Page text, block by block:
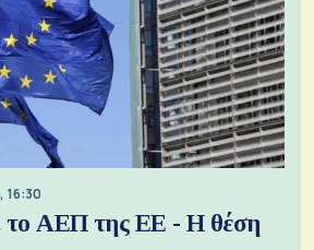
16:30
το ΑΕΠ της ΕΕ - Η θέση